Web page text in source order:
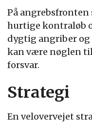
På
hurtige kontraløb
dygtig angriber
kan være nøglen til
forsvar.
Strategi
En velovervejet